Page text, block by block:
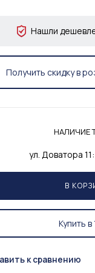
Нашли
Получить скидку в
НАЛИЧИЕ
ул. Доватора 11:
В
Купить в
к сравнению